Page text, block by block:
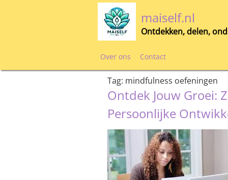
maiself.nl
Ontdekken, delen,
Over ons Contact
Tag: mindfulness oefeningen
Ontdek Jouw Groei:
Persoonlijke